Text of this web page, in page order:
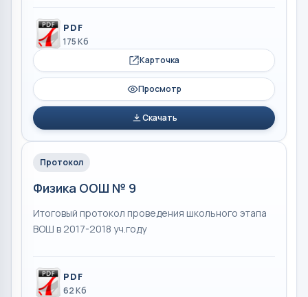
PDF
175 Кб
Карточка
Просмотр
Скачать
Протокол
Физика ООШ № 9
Итоговый протокол проведения школьного этапа
ВОШ в 2017-2018 уч.году
PDF
62 Кб